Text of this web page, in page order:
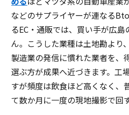
などのサプライヤーが連なる
るEC・通販では、買い手が広
ん。こうした業種は土地勘より
製造業の発信に慣れた業者を、
選ぶ方が成果へ近づきます。工
すが頻度は飲食ほど高くなく、
て数か月に一度の現地撮影で回